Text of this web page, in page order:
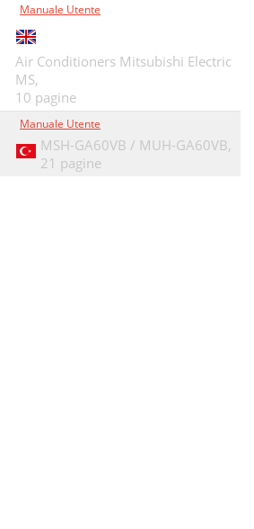
Manuale Utente
Air Conditioners Mitsubishi Electric
MS,
10 pagine
Manuale Utente
MSH-GA60VB / MUH-GA60VB,
21 pagine